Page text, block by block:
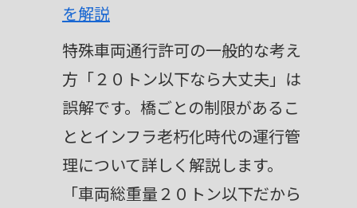
を解説
特殊車両通行許可の一般的な考え
方「２０トン以下なら大丈夫」は
誤解です。橋ごとの制限があるこ
ととインフラ老朽化時代の運行管
理について詳しく解説します。
「車両総重量２０トン以下だから